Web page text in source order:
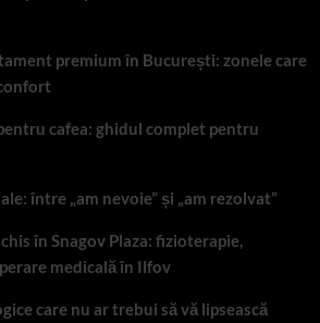
premium în București: zonele care
cafea: ghidul complet pentru
între „am nevoie” și „am rezolvat”
în Snagov Plaza: fizioterapie,
medicală în Ilfov
care nu ar trebui să vă lipsească